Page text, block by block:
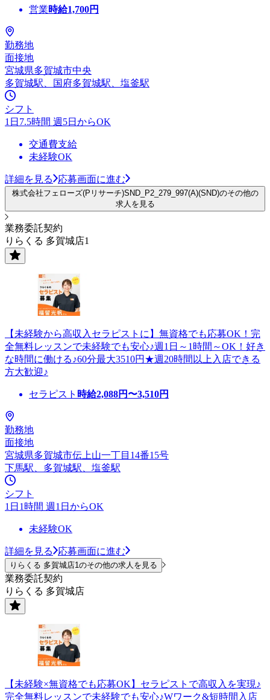
営業時給1,700円
勤務地
面接地
宮城県多賀城市中央
多賀城駅、国府多賀城駅、塩釜駅
シフト
1日7.5時間 週5日からOK
交通費支給
未経験OK
詳細を見る 応募画面に進む
株式会社フェローズ(Pリサーチ)SND_P2_279_997(A)(SND)のその他の
求人を見る
業務委託契約
りらくる 多賀城店1
【未経験から高収入セラピストに】無資格でも応募OK！完
全無料レッスンで未経験でも安心♪週1日～1時間～OK！好き
な時間に働ける♪60分最大3510円★週20時間以上入店できる
方大歓迎♪
セラピスト 時給2,088円〜3,510円
勤務地
面接地
宮城県多賀城市伝上山一丁目14番15号
下馬駅、多賀城駅、塩釜駅
シフト
1日1時間 週1日からOK
未経験OK
詳細を見る 応募画面に進む
りらくる 多賀城店1のその他の求人を見る
業務委託契約
りらくる 多賀城店
【未経験×無資格でも応募OK】セラピストで高収入を実現♪
完全無料レッスンで未経験でも安心♪Wワーク&短時間入店